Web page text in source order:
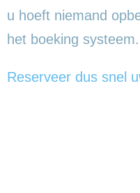
u hoeft niemand
het boeking systeem.
Reserveer dus snel